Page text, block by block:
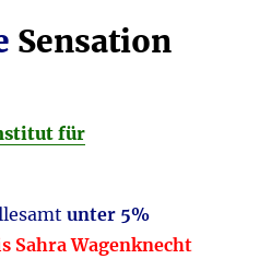
Sensation
für
unter 5%
Sahra Wagenknecht